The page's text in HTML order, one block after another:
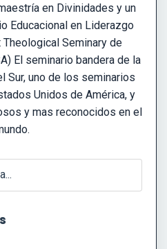
en Divinidades y un
Educacional en Liderazgo
Seminary de
El seminario bandera de la
Sur, uno de los seminarios
Unidos de América, y
y mas reconocidos en el